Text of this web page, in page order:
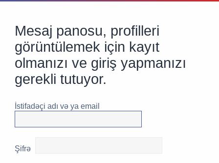
Mesaj panosu, profilleri
görüntülemek için kayıt
olmanızı ve giriş yapmanızı
gerekli tutuyor.
İstifadəçi adı və ya email
Şifrə